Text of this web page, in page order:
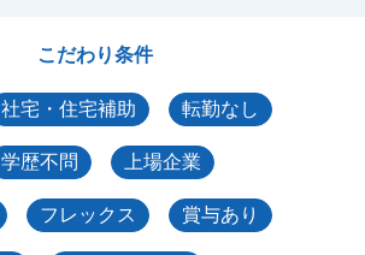
こだわり条件
社宅・住宅補助 転勤なし
学歴不問 上場企業
フレックス 賞与あり